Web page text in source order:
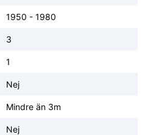
1950 - 1980
3
1
Nej
Mindre än 3m
Nej